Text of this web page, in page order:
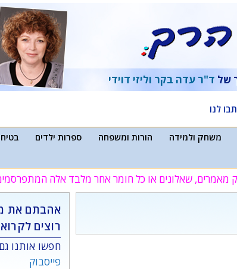
של ד"ר עדה בקר וליזי דוידי
לנו
משחק ולמידה הורות ומשפחה ספרות ילדים
מאמרים, שאלונים או כל חומר אחר מלבד אלה
אהבתם את
רוצים
חפשו אותנו
פייסבוק